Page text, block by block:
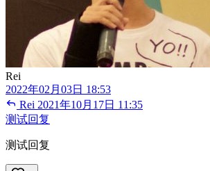
Rei
2022年02月03日 18:53
Rei 2021年10月17日 11:35
测试回复
测试回复